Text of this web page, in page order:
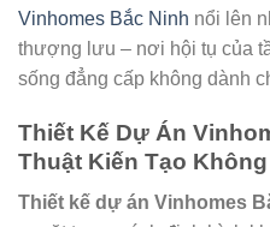
Vinhomes Bắc Ninh nổi lên
thượng lưu – nơi hội tụ của
sống đẳng cấp không dành
Thiết Kế Dự Án
Thuật Kiến Tạo
Thiết kế dự án Vinhomes